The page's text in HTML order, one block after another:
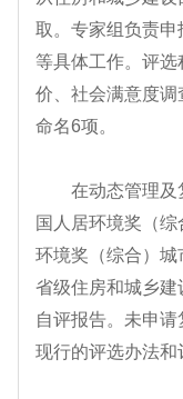
取。专家组负责
等具体工作。评
价、社会满意度调
命名6项。
在动态管理及
国人居环境奖（
环境奖（综合）
省级住房和城乡
自评报告。未申
现行的评选办法和